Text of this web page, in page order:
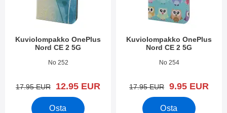
Kuviolompakko OnePlus
Nord CE 2 5G
Tuote.nro 43627
No 252
vanha hinta
17.95 EUR uusi hinta
12.95 EUR
Osta
Kuviolompakko OnePlus
Nord CE 2 5G
Tuote.nro 43625
No 254
vanha hinta
17.95 EUR uusi hinta
9.95 EUR
Osta